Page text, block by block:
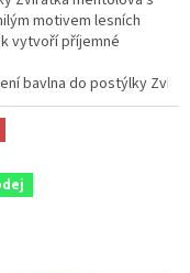
baby 100x135, 40x60 cm
motivem lesních
vytvoří příjemné
ze 100% česané
bavlna do postýlky